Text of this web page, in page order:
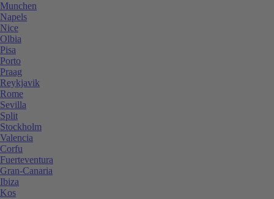
Munchen
Napels
Nice
Olbia
Pisa
Porto
Praag
Reykjavik
Rome
Sevilla
Split
Stockholm
Valencia
Corfu
Fuerteventura
Gran-Canaria
Ibiza
Kos